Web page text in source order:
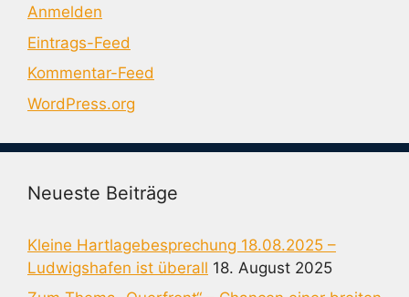
Anmelden
Eintrags-Feed
Kommentar-Feed
WordPress.org
Neueste Beiträge
Kleine Hartlagebesprechung 18.08.2025 –
Ludwigshafen ist überall 18. August 2025